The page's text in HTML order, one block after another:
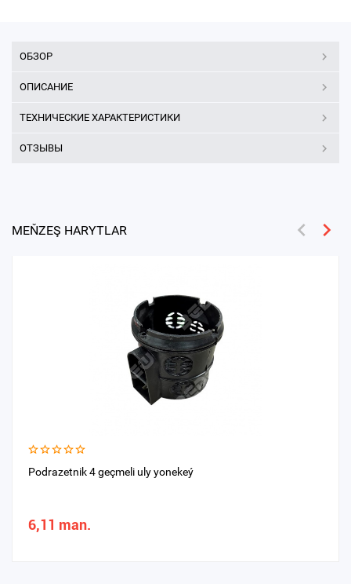
ОБЗОР
ОПИСАНИЕ
ТЕХНИЧЕСКИЕ ХАРАКТЕРИСТИКИ
ОТЗЫВЫ
MEŇZEŞ HARYTLAR
Podrazetnik 4 geçmeli uly yonekeý
6,11 man.